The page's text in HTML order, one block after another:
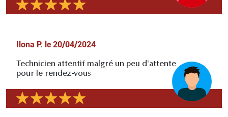
Ilona P. le 20/04/2024
Technicien attentif malgré un peu d'attente
pour le rendez-vous